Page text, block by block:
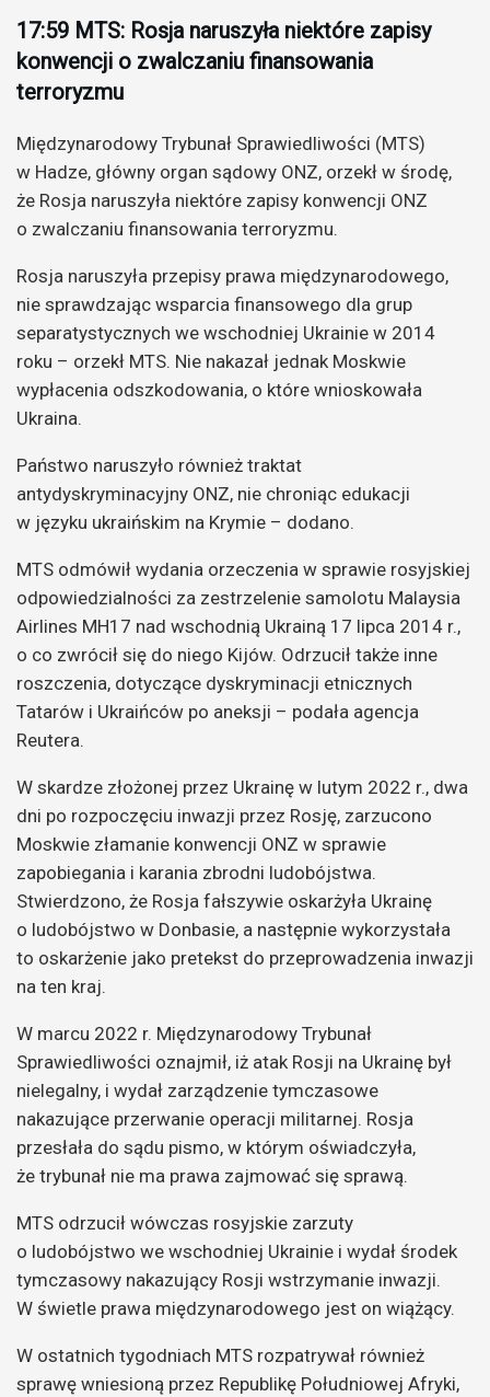
17:59 MTS: Rosja naruszyła niektóre zapisy
konwencji o zwalczaniu finansowania
terroryzmu
Międzynarodowy Trybunał Sprawiedliwości (MTS)
w Hadze, główny organ sądowy ONZ, orzekł w środę,
że Rosja naruszyła niektóre zapisy konwencji ONZ
o zwalczaniu finansowania terroryzmu.
Rosja naruszyła przepisy prawa międzynarodowego,
nie sprawdzając wsparcia finansowego dla grup
separatystycznych we wschodniej Ukrainie w 2014
roku – orzekł MTS. Nie nakazał jednak Moskwie
wypłacenia odszkodowania, o które wnioskowała
Ukraina.
Państwo naruszyło również traktat
antydyskryminacyjny ONZ, nie chroniąc edukacji
w języku ukraińskim na Krymie – dodano.
MTS odmówił wydania orzeczenia w sprawie rosyjskiej
odpowiedzialności za zestrzelenie samolotu Malaysia
Airlines MH17 nad wschodnią Ukrainą 17 lipca 2014 r.,
o co zwrócił się do niego Kijów. Odrzucił także inne
roszczenia, dotyczące dyskryminacji etnicznych
Tatarów i Ukraińców po aneksji – podała agencja
Reutera.
W skardze złożonej przez Ukrainę w lutym 2022 r., dwa
dni po rozpoczęciu inwazji przez Rosję, zarzucono
Moskwie złamanie konwencji ONZ w sprawie
zapobiegania i karania zbrodni ludobójstwa.
Stwierdzono, że Rosja fałszywie oskarżyła Ukrainę
o ludobójstwo w Donbasie, a następnie wykorzystała
to oskarżenie jako pretekst do przeprowadzenia inwazji
na ten kraj.
W marcu 2022 r. Międzynarodowy Trybunał
Sprawiedliwości oznajmił, iż atak Rosji na Ukrainę był
nielegalny, i wydał zarządzenie tymczasowe
nakazujące przerwanie operacji militarnej. Rosja
przesłała do sądu pismo, w którym oświadczyła,
że trybunał nie ma prawa zajmować się sprawą.
MTS odrzucił wówczas rosyjskie zarzuty
o ludobójstwo we wschodniej Ukrainie i wydał środek
tymczasowy nakazujący Rosji wstrzymanie inwazji.
W świetle prawa międzynarodowego jest on wiążący.
W ostatnich tygodniach MTS rozpatrywał również
sprawę wniesioną przez Republikę Południowej Afryki,